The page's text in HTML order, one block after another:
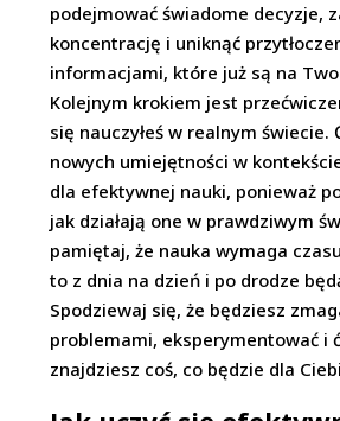
podejmować świadome decyzje,
koncentrację i uniknąć
informacjami, które już są na
Kolejnym krokiem jest
się nauczyłeś w realnym świecie.
nowych umiejętności w
dla efektywnej nauki, ponieważ
jak działają one w prawdziwym
pamiętaj, że nauka wymaga
to z dnia na dzień i po drodze
Spodziewaj się, że będziesz
problemami, eksperymentować i
znajdziesz coś, co będzie dla